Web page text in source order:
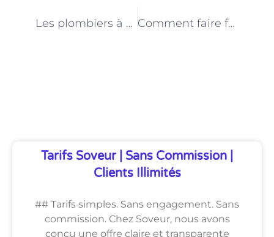
Les plombiers à Paris et la mise aux normes des installations de plomberie Comment faire face à une fuite d’eau à Paris ? Les réflexes à avoir
Tarifs Soveur | Sans Commission |
Clients Illimités
## Tarifs simples. Sans engagement. Sans
commission. Chez Soveur, nous avons
conçu une offre claire et transparente